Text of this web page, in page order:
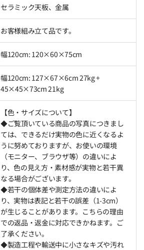
セラミック天板、金属
お客様組み立て品です。
幅120cm: 120×60×75cm
幅120cm: 127×67×6cm 27kg +
45×45×73cm 21kg
【色・サイズについて】
◆ご覧頂いている商品の写真につきまし
ては、できるだけ実物の色に近くなるよ
うに努めておりますが、お使いの環境
（モニター、ブラウザ等）の違いによ
り、色の見え方・素材感が実物と若干異
なる場合がございます。
◆若干の個体差や測定方法の違いによ
り、実物は表記と若干の誤差（1-3cm）
が生じることがあります。こちらの理由
での返品・返金に対応できかねます。ご
了承ください。
◆製造工程や輸送中に小さなキズや汚れ